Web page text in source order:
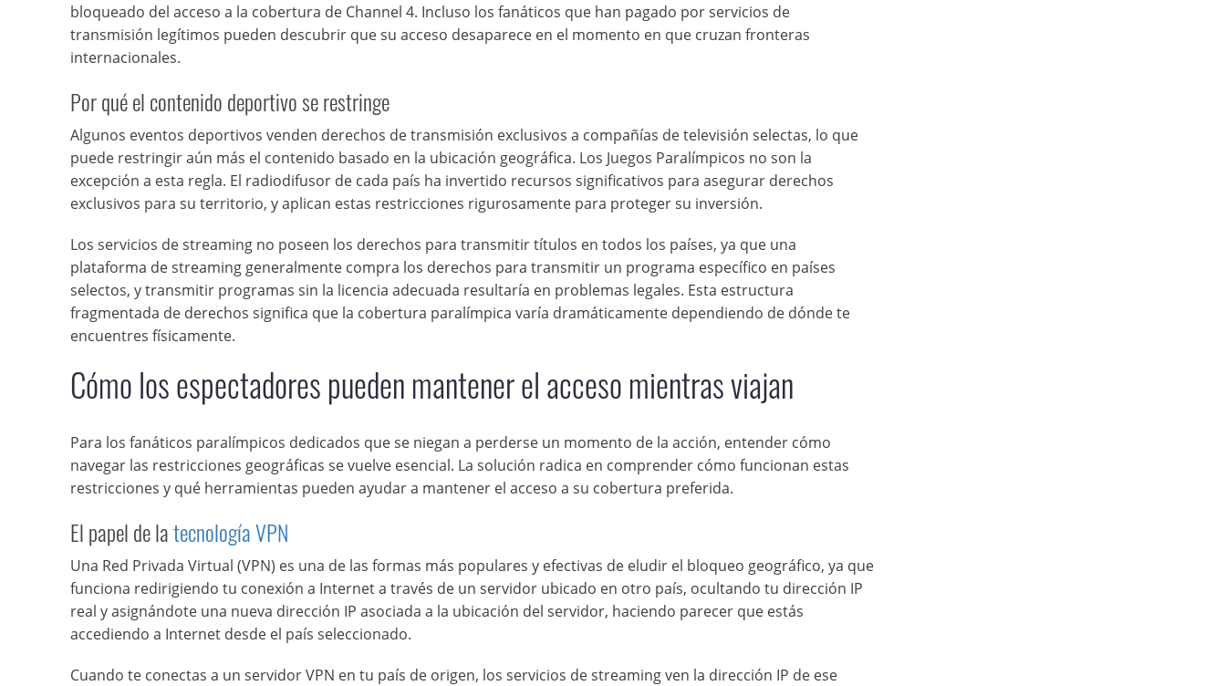
bloqueado del acceso a la cobertura de Channel 4. Incluso los fanáticos que han pagado por servicios de
transmisión legítimos pueden descubrir que su acceso desaparece en el momento en que cruzan fronteras
internacionales.
Por qué el contenido deportivo se restringe
Algunos eventos deportivos venden derechos de transmisión exclusivos a compañías de televisión selectas, lo que
puede restringir aún más el contenido basado en la ubicación geográfica. Los Juegos Paralímpicos no son la
excepción a esta regla. El radiodifusor de cada país ha invertido recursos significativos para asegurar derechos
exclusivos para su territorio, y aplican estas restricciones rigurosamente para proteger su inversión.
Los servicios de streaming no poseen los derechos para transmitir títulos en todos los países, ya que una
plataforma de streaming generalmente compra los derechos para transmitir un programa específico en países
selectos, y transmitir programas sin la licencia adecuada resultaría en problemas legales. Esta estructura
fragmentada de derechos significa que la cobertura paralímpica varía dramáticamente dependiendo de dónde te
encuentres físicamente.
Cómo los espectadores pueden mantener el acceso mientras viajan
Para los fanáticos paralímpicos dedicados que se niegan a perderse un momento de la acción, entender cómo
navegar las restricciones geográficas se vuelve esencial. La solución radica en comprender cómo funcionan estas
restricciones y qué herramientas pueden ayudar a mantener el acceso a su cobertura preferida.
El papel de latecnología VPN
Una Red Privada Virtual (VPN) es una de las formas más populares y efectivas de eludir el bloqueo geográfico, ya que
funciona redirigiendo tu conexión a Internet a través de un servidor ubicado en otro país, ocultando tu dirección IP
real y asignándote una nueva dirección IP asociada a la ubicación del servidor, haciendo parecer que estás
accediendo a Internet desde el país seleccionado.
Cuando te conectas a un servidor VPN en tu país de origen, los servicios de streaming ven la dirección IP de ese